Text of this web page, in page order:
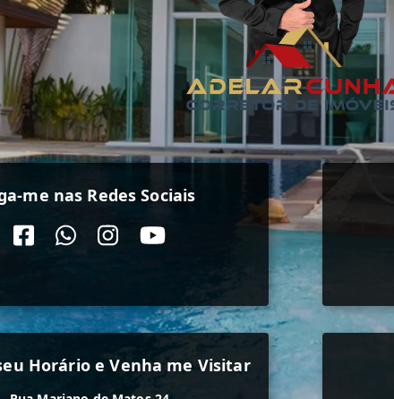
me nas Redes Sociais
Horário e Venha me Visitar